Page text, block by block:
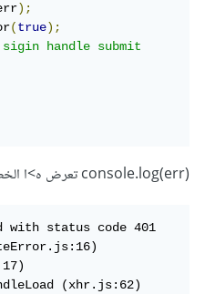
err);
(true);
'sigin handle submit
console.log(err) تعرض ه>ا الخطا
with status code 401
(xhr.js:62)